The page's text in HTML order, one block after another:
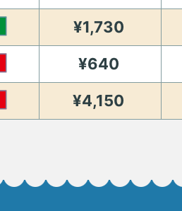
¥1,730
¥640
¥4,150